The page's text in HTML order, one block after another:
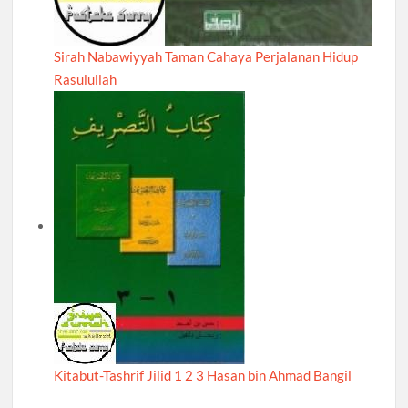
Sirah Nabawiyyah Taman Cahaya Perjalanan Hidup
Rasulullah
Kitabut-Tashrif Jilid 1 2 3 Hasan bin Ahmad Bangil